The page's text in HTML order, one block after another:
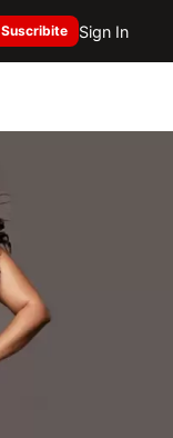
Suscribite Sign In